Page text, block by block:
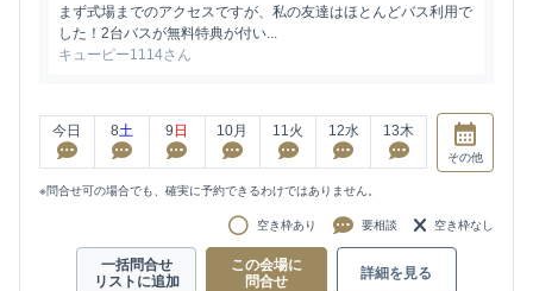
まず式場までのアクセスですが、私の友達はほとんどバス利用で
した！2台バスが無料特典が付い...
キューピー1114さん
今日 8土 9 日 10月 11火 12水 13木
その他
※問合せ可の場合でも、確実に予約できるわけではありません。
空き枠あり 要相談 空き枠なし
一括問合せ
リストに追加
この会場に
問合せ
詳細を見る